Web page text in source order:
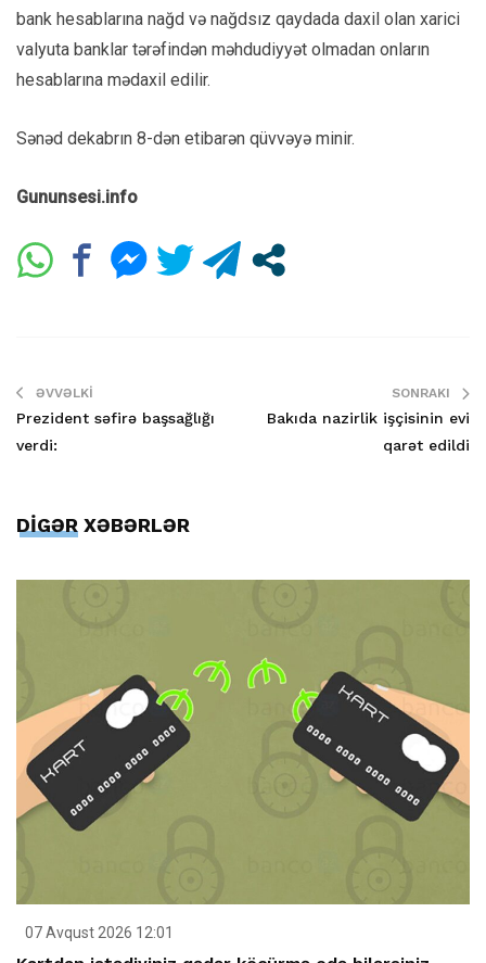
bank hesablarına nağd və nağdsız qaydada daxil olan xarici
valyuta banklar tərəfindən məhdudiyyət olmadan onların
hesablarına mədaxil edilir.
Sənəd dekabrın 8-dən etibarən qüvvəyə minir.
Gununsesi.info
ƏVVƏLKI
Prezident səfirə başsağlığı
verdi:
SONRAKI
Bakıda nazirlik işçisinin evi
qarət edildi
DİGƏR XƏBƏRLƏR
07 Avqust 2026 12:01